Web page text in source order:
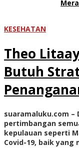
KESEHATAN
Theo
Butuh
suaramaluku.com
pertimbangan
kepulauan seperti
Covid-19, baik